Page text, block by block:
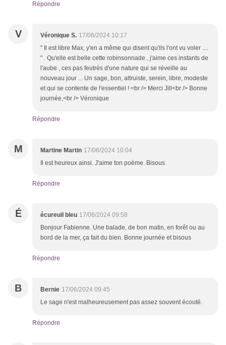
Répondre
V Véronique S. 17/06/2024 10:17
" Il est libre Max, y'en a même qui disent qu'ils l'ont vu voler ....
" . Qu'elle est belle cette robinsonnade , j'aime ces instants de
l'aube , ces pas feutrés d'une nature qui se réveille au
nouveau jour ... Un sage, bon, altruiste, serein, libre, modeste
et qui se contente de l'essentiel ! <br /> Merci Jill<br /> Bonne
journée,<br /> Véronique
Répondre
M Martine Martin 17/06/2024 10:04
Il est heureux ainsi. J'aime ton poème. Bisous
Répondre
É écureuil bleu 17/06/2024 09:58
Bonjour Fabienne. Une balade, de bon matin, en forêt ou au
bord de la mer, ça fait du bien. Bonne journée et bisous
Répondre
B Bernie 17/06/2024 09:45
Le sage n'est malheureusement pas assez souvent écouté.
Répondre